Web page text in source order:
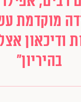
מוקדמת
ודיכאון
בהיריון"